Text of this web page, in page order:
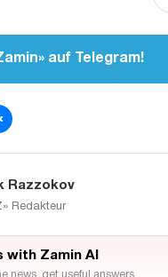
auf Telegram!
Razzokov
Redakteur
with Zamin AI
news, get useful answers